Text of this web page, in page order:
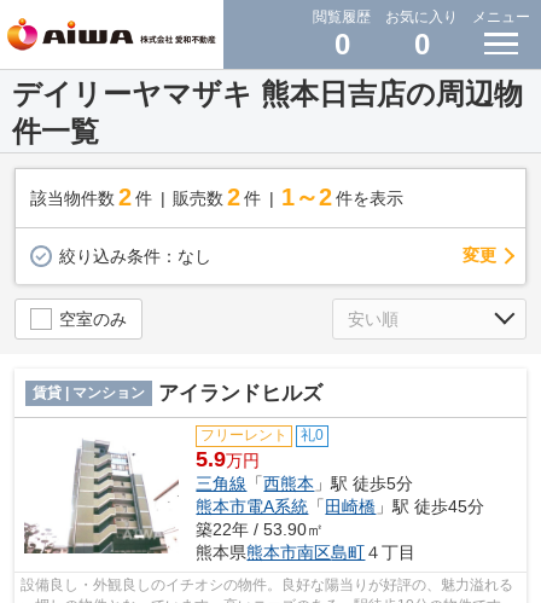
閲覧履歴
0
お気に入り
0
メニュー
デイリーヤマザキ 熊本日吉店の周辺物
件一覧
該当物件数 2件 販売数 2 件 1～2 件を表示
絞り込み条件： なし 変更
空室のみ
賃貸 | マンション アイランドヒルズ
フリーレント 礼0
5.9万円
三角線 「西熊本 」駅 徒歩5分
熊本市電A系統 「 田崎橋 」駅 徒歩45分
築22年 / 53.90㎡
熊本県熊本市南区島町４丁目
設備良し・外観良しのイチオシの物件。良好な陽当りが好評の、魅力溢れる